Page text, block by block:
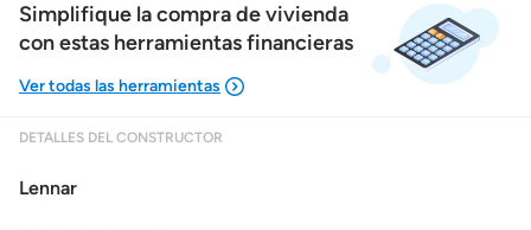
Simplifique la compra de vivienda
con estas herramientas financieras
DETALLES DEL CONSTRUCTOR
Lennar